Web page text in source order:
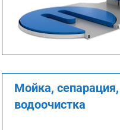
Мойка, сепарация,
водоочистка